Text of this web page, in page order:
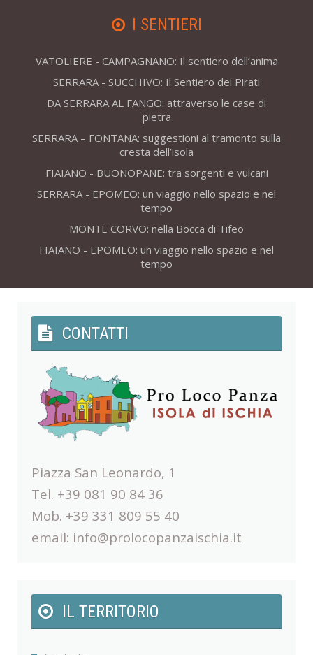
I SENTIERI
VATOLIERE - CAMPAGNANO: Il sentiero dell’anima
SERRARA - SUCCHIVO: Il Sentiero dei Pirati
DA SERRARA AL FANGO: attraverso le case di
pietra
SERRARA – FONTANA: suggestioni al tramonto sulla
cresta dell’isola
FIAIANO - BUONOPANE: tra sorgenti e vulcani
SERRARA - EPOMEO: un viaggio nello spazio e nel
tempo
MONTE CORVO: nella Bocca di Tifeo
FIAIANO - EPOMEO: un viaggio nello spazio e nel
tempo
CONTATTI
Piazza San Leonardo, 1
Tel. +39 081 90 84 36
Mob. +39 331 809 55 40
email: info@prolocopanzaischia.it
IL TERRITORIO